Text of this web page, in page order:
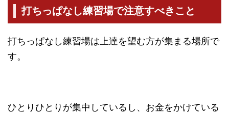
打ちっぱなし練習場で注意すべきこと
打ちっぱなし練習場は上達を望む方が集まる場所で
す。
ひとりひとりが集中しているし、お金をかけている